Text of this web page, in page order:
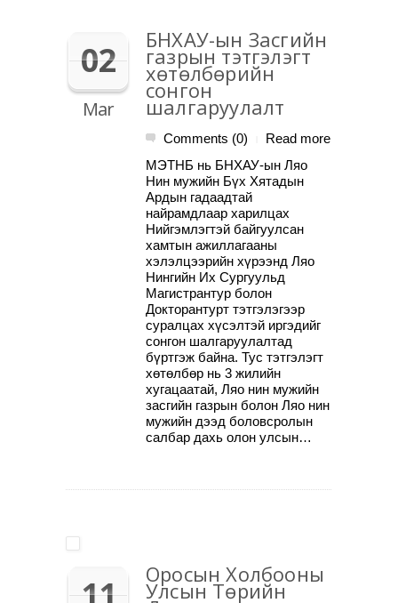
02
Mar
БНХАУ-ын Засгийн
газрын тэтгэлэгт
хөтөлбөрийн
сонгон
шалгаруулалт
Comments (0)
Read more
МЭТНБ нь БНХАУ-ын Ляо
Нин мужийн Бүх Хятадын
Ардын гадаадтай
найрамдлаар харилцах
Нийгэмлэгтэй байгуулсан
хамтын ажиллагааны
хэлэлцээрийн хүрээнд Ляо
Нингийн Их Сургуульд
Магистрантур болон
Докторантурт тэтгэлэгээр
суралцах хүсэлтэй иргэдийг
сонгон шалгаруулалтад
бүртгэж байна. Тус тэтгэлэгт
хөтөлбөр нь 3 жилийн
хугацаатай, Ляо нин мужийн
засгийн газрын болон Ляо нин
мужийн дээд боловсролын
салбар дахь олон улсын…
Оросын Холбооны
Улсын Төрийн